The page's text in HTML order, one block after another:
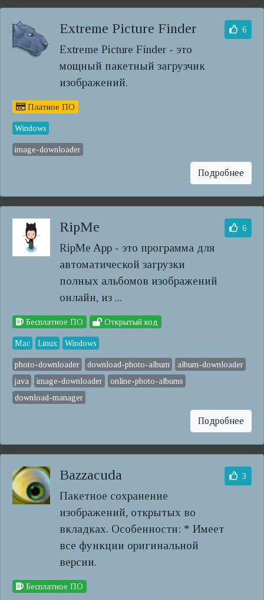
Extreme Picture Finder
Extreme Picture Finder - это
мощный пакетный загрузчик
изображений.
6
Платное ПО
Windows
image-downloader
Подробнее
RipMe
RipMe App - это программа для
автоматической загрузки
полных альбомов изображений
онлайн, из ...
6
Бесплатное ПО Открытый код
Mac Linux Windows
photo-downloader download-photo-album
album-downloader
java
image-downloader
online-photo-albums
download-manager
Подробнее
Bazzacuda
Пакетное сохранение
изображений, открытых во
вкладках. Особенности: * Имеет
все функции оригинальной
версии.
3
Бесплатное ПО